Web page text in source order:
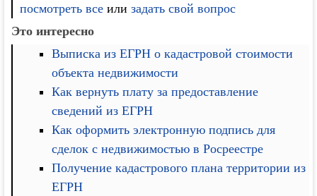
посмотреть все илизадать свой вопрос
Это интересно
Выписка из ЕГРН о кадастровой стоимости
объекта недвижимости
Как вернуть плату за предоставление
сведений из ЕГРН
Как оформить электронную подпись для
сделок с недвижимостью в Росреестре
Получение кадастрового плана территории из
ЕГРН